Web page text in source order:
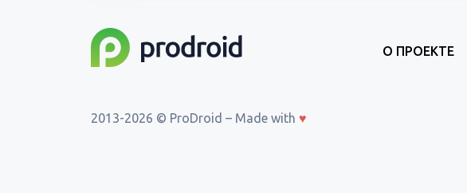
О ПРОЕКТЕ
2013-2026 © ProDroid – Made with ♥